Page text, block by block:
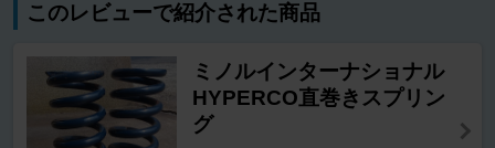
このレビューで紹介された商品
ミノルインターナショナル
HYPERCO直巻きスプリン
グ